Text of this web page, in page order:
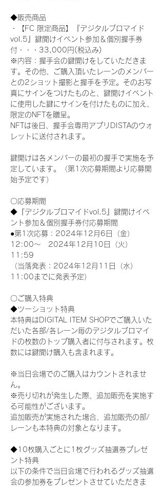
◆販売商品
・【FC 限定商品】『デジタルブロマイド
vol.5』鍵開けイベント参加＆個別握手券
付・・・33,000円(税込み)
※内容：握手会の鍵開けをしていただきま
す。その他、ご購入頂いたレーンのメンバー
との2ショット撮影と握手を予定。そのお写
真にサインをつけたものと、鍵開けイベント
に使用した鍵にサインを付けたものに加え、
限定のNFTを贈呈。
NFTは後日、握手会専用アプリDISTAのウォ
レットに送付されます。
鍵開けは各メンバーの最初の握手で実施を予
定しています。（第1次応募期間より応募開
始予定です）
〇応募期間
◆『デジタルブロマイドvol.5』鍵開けイベ
ント参加＆個別握手券付応募期間
●第1次応募：2024年12月6日（金）
12:00～　2024年12月10日（火）
11:59
（当落発表：2024年12月11日（水）
11:00までに発表予定）
〇ご購入特典
◆ツーショット特典
本特典はDIGITAL ITEM SHOPでご購入いた
だいた各部/各レーン毎のデジタルブロマイ
ドの枚数のトップ購入者に付与されます。枚
数には鍵開け購入も含まれます。
※当日会場でのご購入はカウントされませ
ん。
※売り切れが発生した際、追加販売を実施す
る可能性がございます。
追加販売が実施された場合、追加販売の部/
レーンも本特典の対象となります。
◆10枚購入ごとに1枚グッズ抽選券プレゼ
ント特典
以下の条件で当日会場で行われるグッズ抽選
会の参加券をプレゼントさせていただきま